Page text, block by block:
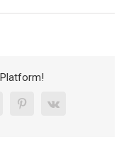
PinterestVk